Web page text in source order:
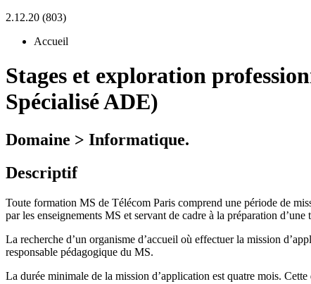
2.12.20 (803)
Accueil
Stages et exploration
Spécialisé ADE)
Domaine > Informatique.
Descriptif
Toute formation MS de Télécom Paris comprend une période de
par les enseignements MS et servant de cadre à la préparation d’une
La recherche d’un organisme d’accueil où effectuer la mission
responsable pédagogique du MS.
La durée minimale de la mission d’application est quatre mois.